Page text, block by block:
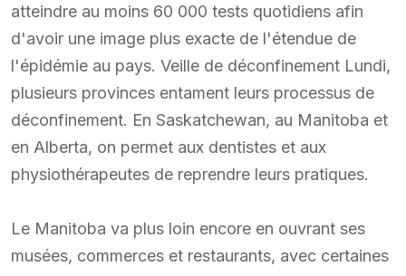
atteindre au moins 60 000 tests quotidiens afin
d'avoir une image plus exacte de l'étendue de
l'épidémie au pays. Veille de déconfinement Lundi,
plusieurs provinces entament leurs processus de
déconfinement. En Saskatchewan, au Manitoba et
en Alberta, on permet aux dentistes et aux
physiothérapeutes de reprendre leurs pratiques.
Le Manitoba va plus loin encore en ouvrant ses
musées, commerces et restaurants, avec certaines